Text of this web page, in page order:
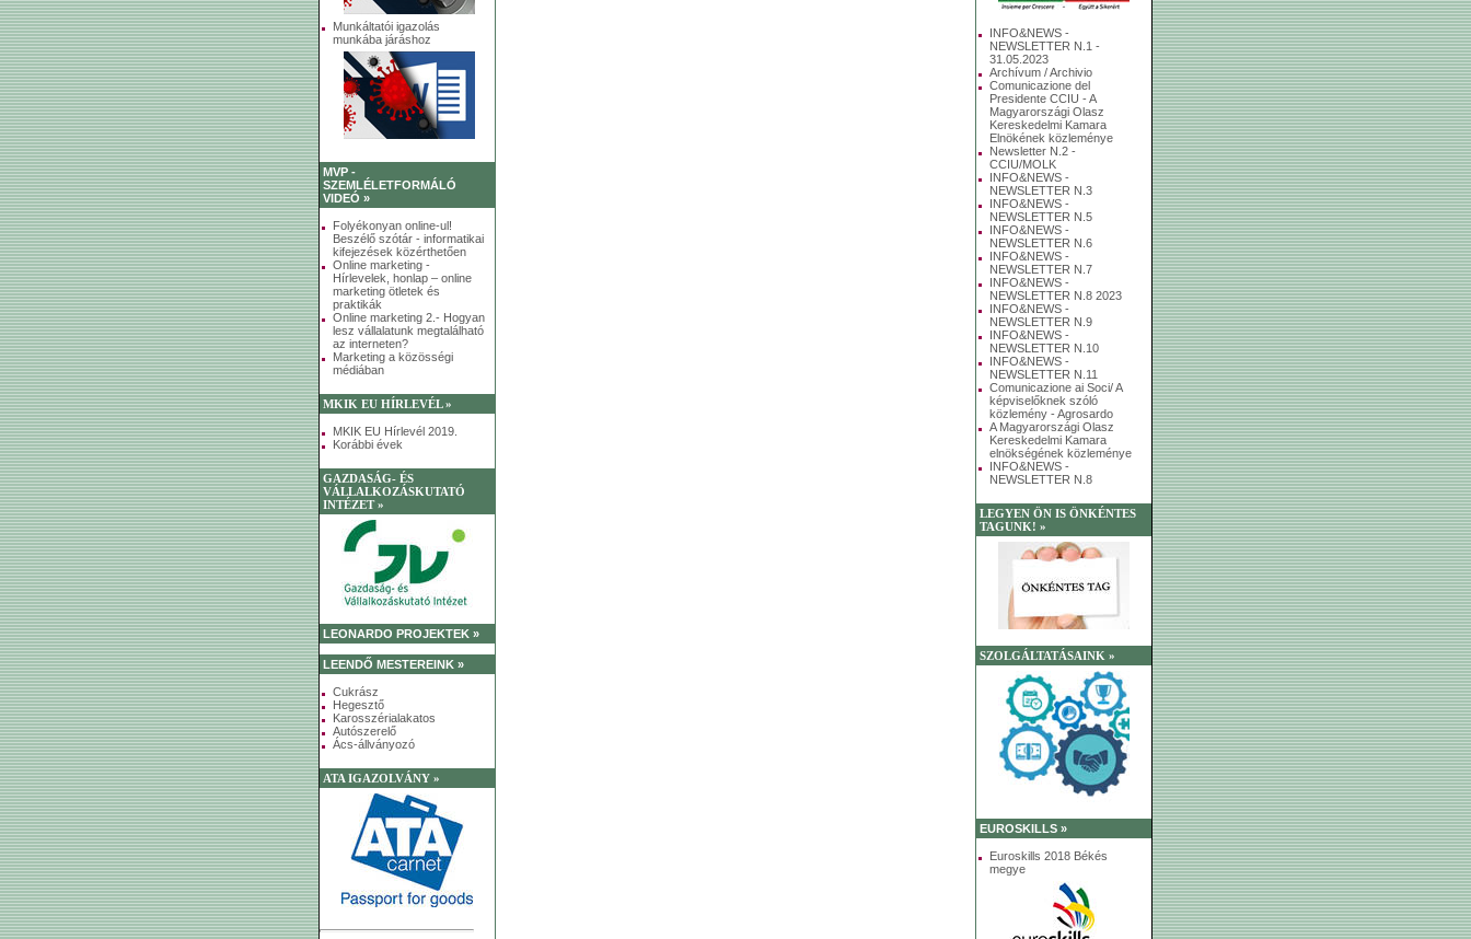
Munkáltatói igazolás
munkába járáshoz
MVP -
SZEMLÉLETFORMÁLÓ
VIDEÓ »
Folyékonyan online-ul!
Beszélő szótár - informatikai
kifejezések közérthetően
Online marketing -
Hírlevelek, honlap – online
marketing ötletek és
praktikák
Online marketing 2.- Hogyan
lesz vállalatunk megtalálható
az interneten?
Marketing a közösségi
médiában
MKIK EU HÍRLEVÉL »
MKIK EU Hírlevél 2019.
Korábbi évek
GAZDASÁG- ÉS
VÁLLALKOZÁSKUTATÓ
INTÉZET »
LEONARDO PROJEKTEK »
LEENDŐ MESTEREINK »
Cukrász
Hegesztő
Karosszérialakatos
Autószerelő
Ács-állványozó
ATA IGAZOLVÁNY »
INFO&NEWS -
NEWSLETTER N.1 -
31.05.2023
Archívum / Archivio
Comunicazione del
Presidente CCIU - A
Magyarországi Olasz
Kereskedelmi Kamara
Elnökének közleménye
Newsletter N.2 -
CCIU/MOLK
INFO&NEWS -
NEWSLETTER N.3
INFO&NEWS -
NEWSLETTER N.5
INFO&NEWS -
NEWSLETTER N.6
INFO&NEWS -
NEWSLETTER N.7
INFO&NEWS -
NEWSLETTER N.8 2023
INFO&NEWS -
NEWSLETTER N.9
INFO&NEWS -
NEWSLETTER N.10
INFO&NEWS -
NEWSLETTER N.11
Comunicazione ai Soci/ A
képviselőknek szóló
közlemény - Agrosardo
A Magyarországi Olasz
Kereskedelmi Kamara
elnökségének közleménye
INFO&NEWS -
NEWSLETTER N.8
LEGYEN ÖN IS ÖNKÉNTES
TAGUNK! »
SZOLGÁLTATÁSAINK »
EUROSKILLS »
Euroskills 2018 Békés
megye